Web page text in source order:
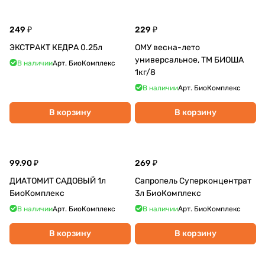
249 ₽
ЭКСТРАКТ КЕДРА 0.25л
В наличииАрт. БиоКомплекс
В корзину
229 ₽
ОМУ весна-лето
универсальное, ТМ БИОША
1кг/8
В наличииАрт. БиоКомплекс
В корзину
99.90 ₽
ДИАТОМИТ САДОВЫЙ 1л
БиоКомплекс
В наличииАрт. БиоКомплекс
В корзину
269 ₽
Сапропель Суперконцентрат
3л БиоКомплекс
В наличииАрт. БиоКомплекс
В корзину